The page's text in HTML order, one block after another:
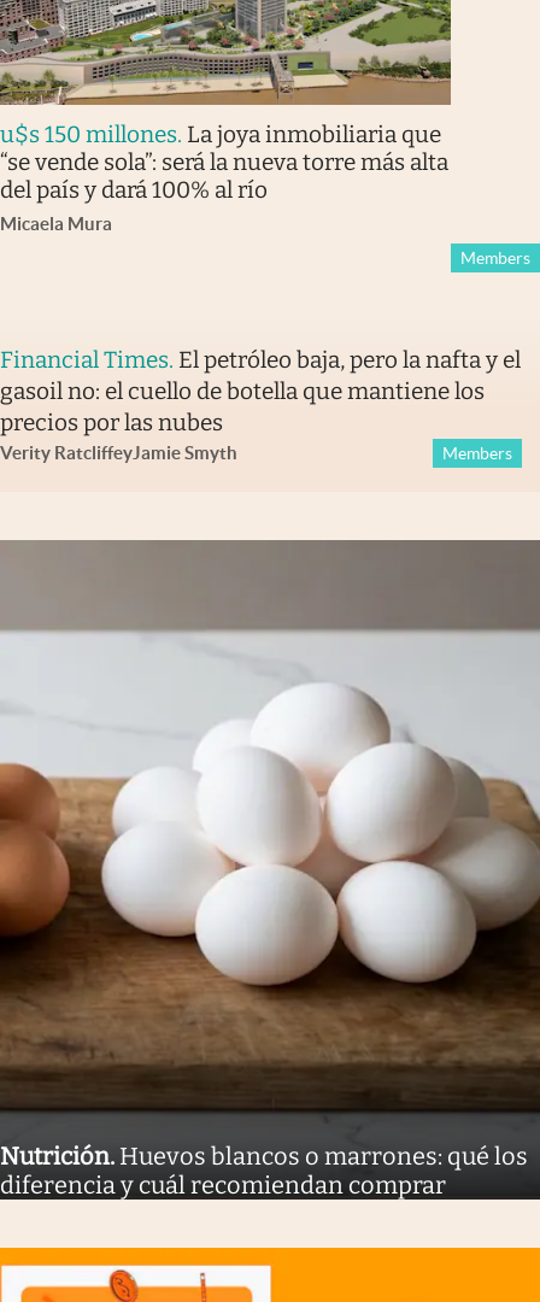
u$s 150 millones. La joya inmobiliaria que
“se vende sola”: será la nueva torre más alta
del país y dará 100% al río
Micaela Mura
Members
Financial Times. El petróleo baja, pero la nafta y el
gasoil no: el cuello de botella que mantiene los
precios por las nubes
Verity RatcliffeyJamie Smyth Members
Nutrición. Huevos blancos o marrones: qué los
diferencia y cuál recomiendan comprar